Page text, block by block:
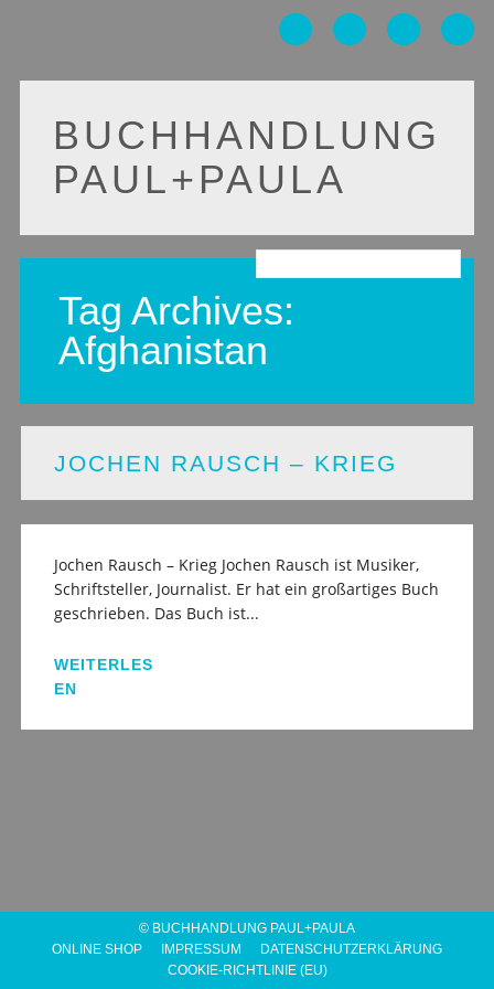
BUCHHANDLUNG
PAUL+PAULA
Main menu
content
Tag Archives:
Afghanistan
JOCHEN RAUSCH – KRIEG
Jochen Rausch – Krieg Jochen Rausch ist Musiker,
Schriftsteller, Journalist. Er hat ein großartiges Buch
geschrieben. Das Buch ist...
WEITERLES
EN
© BUCHHANDLUNG PAUL+PAULA
ONLINE SHOP
IMPRESSUM
DATENSCHUTZERKLÄRUNG
COOKIE-RICHTLINIE (EU)